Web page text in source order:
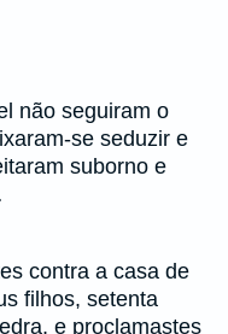
não seguiram o
se seduzir e
suborno e
contra a casa de
filhos, setenta
e proclamastes